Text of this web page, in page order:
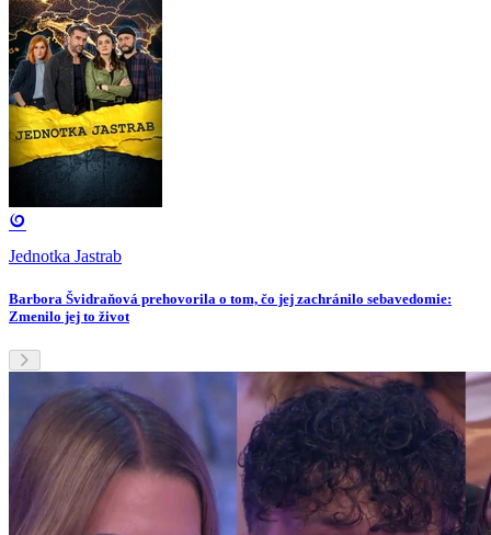
Jednotka Jastrab
Barbora Švidraňová prehovorila o tom, čo jej zachránilo sebavedomie:
Zmenilo jej to život